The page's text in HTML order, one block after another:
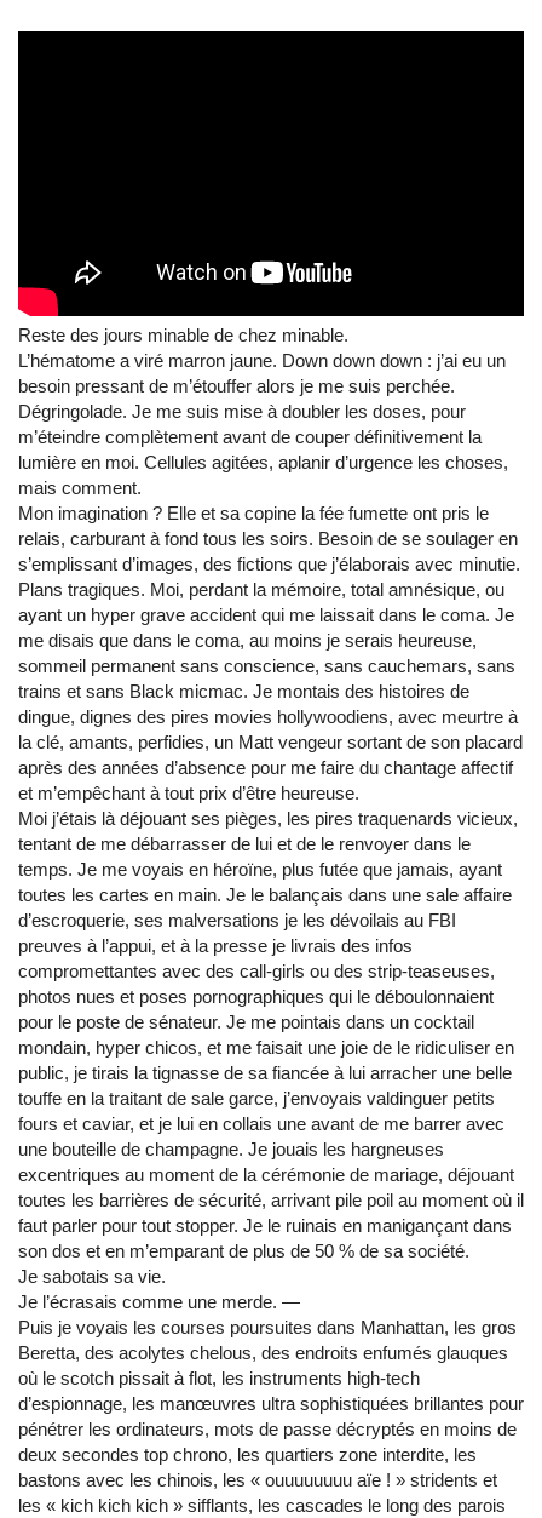
Reste des jours minable de chez minable.
L’hématome a viré marron jaune. Down down down : j’ai eu un
besoin pressant de m’étouffer alors je me suis perchée.
Dégringolade. Je me suis mise à doubler les doses, pour
m’éteindre complètement avant de couper définitivement la
lumière en moi. Cellules agitées, aplanir d’urgence les choses,
mais comment.
Mon imagination ? Elle et sa copine la fée fumette ont pris le
relais, carburant à fond tous les soirs. Besoin de se soulager en
s’emplissant d’images, des fictions que j’élaborais avec minutie.
Plans tragiques. Moi, perdant la mémoire, total amnésique, ou
ayant un hyper grave accident qui me laissait dans le coma. Je
me disais que dans le coma, au moins je serais heureuse,
sommeil permanent sans conscience, sans cauchemars, sans
trains et sans Black micmac. Je montais des histoires de
dingue, dignes des pires movies hollywoodiens, avec meurtre à
la clé, amants, perfidies, un Matt vengeur sortant de son placard
après des années d’absence pour me faire du chantage affectif
et m’empêchant à tout prix d’être heureuse.
Moi j’étais là déjouant ses pièges, les pires traquenards vicieux,
tentant de me débarrasser de lui et de le renvoyer dans le
temps. Je me voyais en héroïne, plus futée que jamais, ayant
toutes les cartes en main. Je le balançais dans une sale affaire
d’escroquerie, ses malversations je les dévoilais au FBI
preuves à l’appui, et à la presse je livrais des infos
compromettantes avec des call-girls ou des strip-teaseuses,
photos nues et poses pornographiques qui le déboulonnaient
pour le poste de sénateur. Je me pointais dans un cocktail
mondain, hyper chicos, et me faisait une joie de le ridiculiser en
public, je tirais la tignasse de sa fiancée à lui arracher une belle
touffe en la traitant de sale garce, j’envoyais valdinguer petits
fours et caviar, et je lui en collais une avant de me barrer avec
une bouteille de champagne. Je jouais les hargneuses
excentriques au moment de la cérémonie de mariage, déjouant
toutes les barrières de sécurité, arrivant pile poil au moment où il
faut parler pour tout stopper. Je le ruinais en manigançant dans
son dos et en m’emparant de plus de 50 % de sa société.
Je sabotais sa vie.
Je l’écrasais comme une merde. ―
Puis je voyais les courses poursuites dans Manhattan, les gros
Beretta, des acolytes chelous, des endroits enfumés glauques
où le scotch pissait à flot, les instruments high-tech
d’espionnage, les manœuvres ultra sophistiquées brillantes pour
pénétrer les ordinateurs, mots de passe décryptés en moins de
deux secondes top chrono, les quartiers zone interdite, les
bastons avec les chinois, les « ouuuuuuuu aïe ! » stridents et
les « kich kich kich » sifflants, les cascades le long des parois